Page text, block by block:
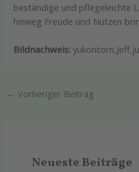
beständige und pflegeleichte
hinweg Freude und Nutzen
Bildnachweis:
← Vorheriger Beitrag
Neueste Beiträge